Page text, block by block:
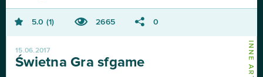
5.0 1 2665 0
15.06.2017
Świetna Gra sfgame